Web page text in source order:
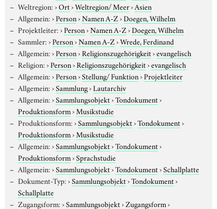
Weltregion:›Ort›Weltregion/ Meer›Asien
Allgemein:›Person›Namen A-Z›Doegen, Wilhelm
Projektleiter:›Person›Namen A-Z›Doegen, Wilhelm
Sammler:›Person›Namen A-Z›Wrede, Ferdinand
Allgemein:›Person›Religionszugehörigkeit›evangelisch
Religion:›Person›Religionszugehörigkeit›evangelisch
Allgemein:›Person›Stellung/ Funktion›Projektleiter
Allgemein:›Sammlung›Lautarchiv
Allgemein:›Sammlungsobjekt›Tondokument›
Produktionsform›Musikstudie
Produktionsform:›Sammlungsobjekt›Tondokument›
Produktionsform›Musikstudie
Allgemein:›Sammlungsobjekt›Tondokument›
Produktionsform›Sprachstudie
Allgemein:›Sammlungsobjekt›Tondokument›Schallplatte
Dokument-Typ:›Sammlungsobjekt›Tondokument›
Schallplatte
Zugangsform:›Sammlungsobjekt›Zugangsform›